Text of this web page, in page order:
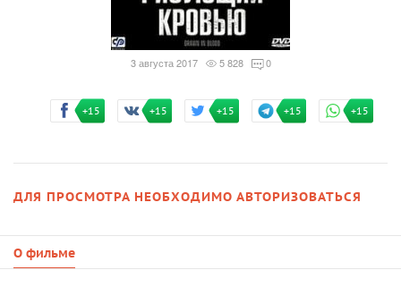
3 августа 2017 5 828 0
+15 +15 +15 +15 +15
ДЛЯ ПРОСМОТРА НЕОБХОДИМО АВТОРИЗОВАТЬСЯ
О фильме